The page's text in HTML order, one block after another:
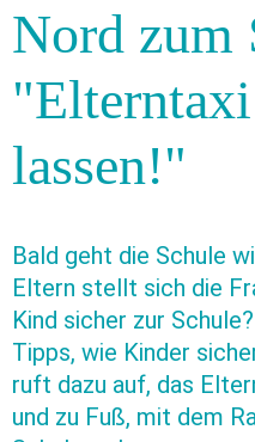
Nord zum
lassen!"
Bald geht die Schule
Eltern stellt sich die
Kind sicher zur
Tipps, wie Kinder
ruft dazu auf, das
und zu Fuß, mit dem